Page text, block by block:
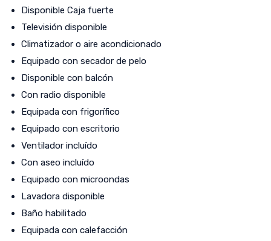
Disponible Caja fuerte
Televisión disponible
Climatizador o aire acondicionado
Equipado con secador de pelo
Disponible con balcón
Con radio disponible
Equipada con frigorífico
Equipado con escritorio
Ventilador incluído
Con aseo incluído
Equipado con microondas
Lavadora disponible
Baño habilitado
Equipada con calefacción